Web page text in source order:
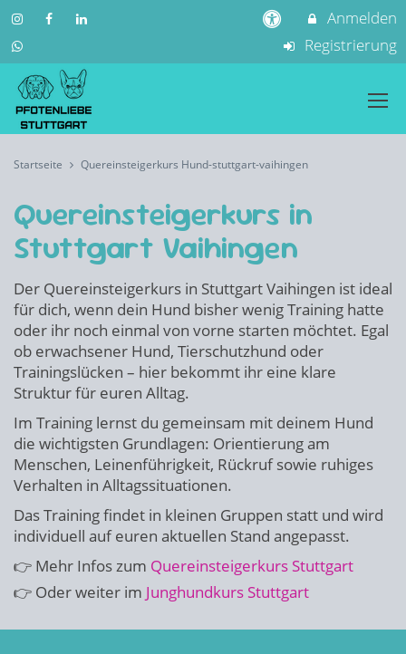
Anmelden
Registrierung
Startseite Quereinsteigerkurs Hund-stuttgart-vaihingen
Quereinsteigerkurs in
Stuttgart Vaihingen
Der Quereinsteigerkurs in Stuttgart Vaihingen ist ideal
für dich, wenn dein Hund bisher wenig Training hatte
oder ihr noch einmal von vorne starten möchtet. Egal
ob erwachsener Hund, Tierschutzhund oder
Trainingslücken – hier bekommt ihr eine klare
Struktur für euren Alltag.
Im Training lernst du gemeinsam mit deinem Hund
die wichtigsten Grundlagen: Orientierung am
Menschen, Leinenführigkeit, Rückruf sowie ruhiges
Verhalten in Alltagssituationen.
Das Training findet in kleinen Gruppen statt und wird
individuell auf euren aktuellen Stand angepasst.
👉 Mehr Infos zum Quereinsteigerkurs Stuttgart
👉 Oder weiter im Junghundkurs Stuttgart